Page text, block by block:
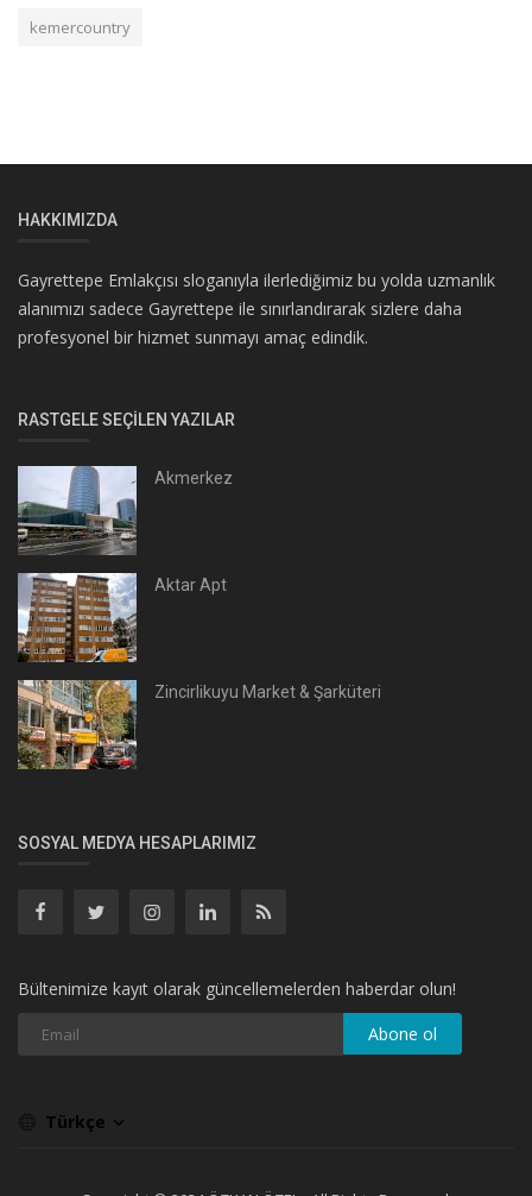
kemercountry
HAKKIMIZDA
Gayrettepe Emlakçısı sloganıyla ilerlediğimiz bu yolda uzmanlık
alanımızı sadece Gayrettepe ile sınırlandırarak sizlere daha
profesyonel bir hizmet sunmayı amaç edindik.
RASTGELE SEÇILEN YAZILAR
Akmerkez
Aktar Apt
Zincirlikuyu Market & Şarküteri
SOSYAL MEDYA HESAPLARIMIZ
Bültenimize kayıt olarak güncellemelerden haberdar olun!
Abone ol
Türkçe